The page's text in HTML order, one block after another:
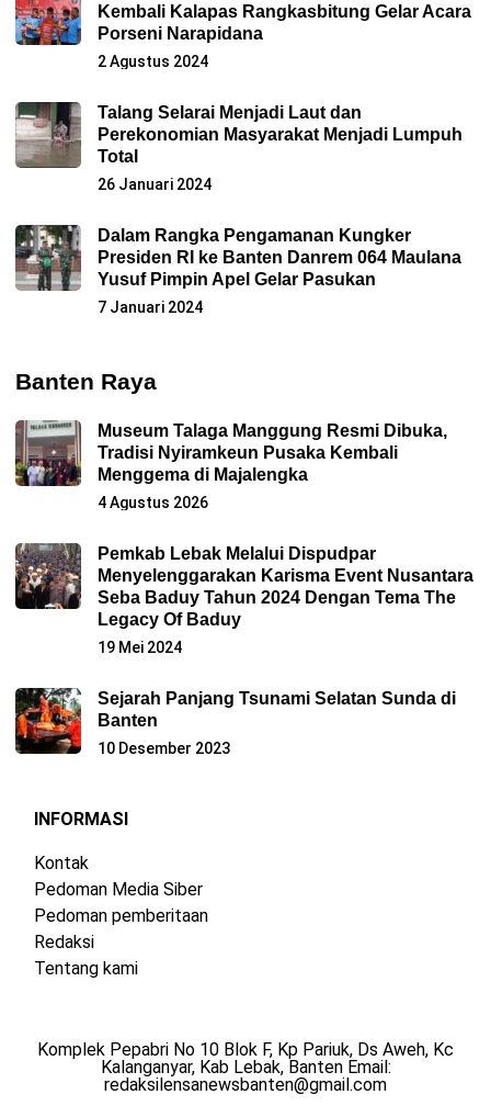
Kembali Kalapas Rangkasbitung Gelar Acara
Porseni Narapidana
2 Agustus 2024
Talang Selarai Menjadi Laut dan
Perekonomian Masyarakat Menjadi Lumpuh
Total
26 Januari 2024
Dalam Rangka Pengamanan Kungker
Presiden RI ke Banten Danrem 064 Maulana
Yusuf Pimpin Apel Gelar Pasukan
7 Januari 2024
Banten Raya
Museum Talaga Manggung Resmi Dibuka,
Tradisi Nyiramkeun Pusaka Kembali
Menggema di Majalengka
4 Agustus 2026
Pemkab Lebak Melalui Dispudpar
Menyelenggarakan Karisma Event Nusantara
Seba Baduy Tahun 2024 Dengan Tema The
Legacy Of Baduy
19 Mei 2024
Sejarah Panjang Tsunami Selatan Sunda di
Banten
10 Desember 2023
INFORMASI
Kontak
Pedoman Media Siber
Pedoman pemberitaan
Redaksi
Tentang kami
Komplek Pepabri No 10 Blok F, Kp Pariuk, Ds Aweh, Kc
Kalanganyar, Kab Lebak, Banten Email:
redaksilensanewsbanten@gmail.com